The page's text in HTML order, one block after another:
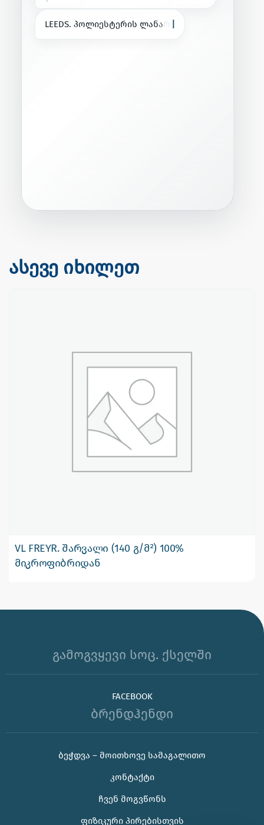
LEEDS. პოლიესტერის ლანარ
ასევე იხილეთ
VL FREYR. შარვალი (140 გ/მ²) 100%
მიკროფიბრიდან
გამოგვყევი სოც. ქსელში
FACEBOOK
ბრენდჰენდი
ᲑᲔᲭᲓᲕᲐ – ᲛᲝᲘᲗᲮᲝᲕᲔ ᲡᲐᲛᲐᲒᲐᲚᲘᲗᲝ
ᲙᲝᲜᲢᲐᲥᲢᲘ
ᲩᲕᲔᲜ ᲛᲝᲒᲕᲬᲝᲜᲡ
ᲤᲘᲖᲘᲙᲣᲠᲘ ᲞᲘᲠᲔᲑᲘᲡᲗᲕᲘᲡ
🌊 უჰ, ამ ცხელ ზაფხულს თუ კორპორატიული
საჩუქრის ან ბრენდირებული პროდუქტის შერჩევაში